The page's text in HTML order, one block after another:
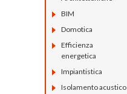
BIM
Domotica
Efficienza
energetica
Impiantistica
Isolamento acustico